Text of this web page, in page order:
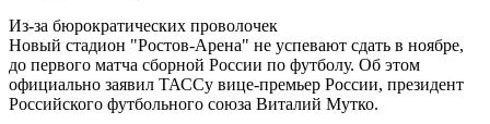
Из-за бюрократических проволочек
Новый стадион "Ростов-Арена" не успевают сдать в ноябре,
до первого матча сборной России по футболу. Об этом
официально заявил ТАССу вице-премьер России, президент
Российского футбольного союза Виталий Мутко.